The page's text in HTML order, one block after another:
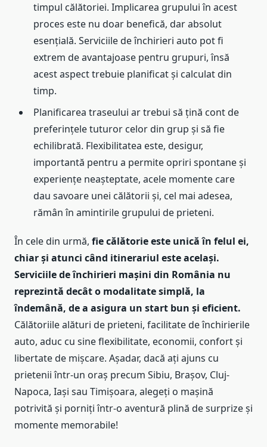
timpul călătoriei. Implicarea grupului în acest
proces este nu doar benefică, dar absolut
esențială. Serviciile de închirieri auto pot fi
extrem de avantajoase pentru grupuri, însă
acest aspect trebuie planificat și calculat din
timp.
Planificarea traseului ar trebui să țină cont de
preferințele tuturor celor din grup și să fie
echilibrată. Flexibilitatea este, desigur,
importantă pentru a permite opriri spontane și
experiențe neașteptate, acele momente care
dau savoare unei călătorii și, cel mai adesea,
rămân în amintirile grupului de prieteni.
În cele din urmă, fie călătorie este unică în felul ei,
chiar și atunci când itinerariul este același.
Serviciile de închirieri mașini din România nu
reprezintă decât o modalitate simplă, la
îndemână, de a asigura un start bun și eficient.
Călătoriile alături de prieteni, facilitate de închirierile
auto, aduc cu sine flexibilitate, economii, confort și
libertate de mișcare. Așadar, dacă ați ajuns cu
prietenii într-un oraș precum Sibiu, Brașov, Cluj-
Napoca, Iași sau Timișoara, alegeți o mașină
potrivită și porniți într-o aventură plină de surprize și
momente memorabile!